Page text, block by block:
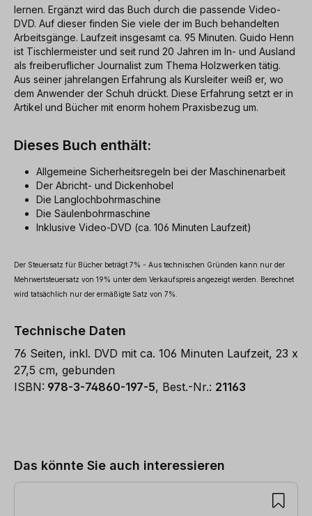
lernen. Ergänzt wird das Buch durch die passende Video-
DVD. Auf dieser finden Sie viele der im Buch behandelten
Arbeitsgänge. Laufzeit insgesamt ca. 95 Minuten. Guido Henn
ist Tischlermeister und seit rund 20 Jahren im In- und Ausland
als freiberuflicher Journalist zum Thema Holzwerken tätig.
Aus seiner jahrelangen Erfahrung als Kursleiter weiß er, wo
dem Anwender der Schuh drückt. Diese Erfahrung setzt er in
Artikel und Bücher mit enorm hohem Praxisbezug um.
Dieses Buch enthält:
Allgemeine Sicherheitsregeln bei der Maschinenarbeit
Der Abricht- und Dickenhobel
Die Langlochbohrmaschine
Die Säulenbohrmaschine
Inklusive Video-DVD (ca. 106 Minuten Laufzeit)
Der Steuersatz für Bücher beträgt 7% - Aus technischen Gründen kann nur der
Mehrwertsteuersatz von 19% unter dem Verkaufspreis angezeigt werden. Berechnet
wird tatsächlich nur der ermäßigte Satz von 7%.
Technische Daten
76 Seiten, inkl. DVD mit ca. 106 Minuten Laufzeit, 23 x
27,5 cm, gebunden
ISBN: 978-3-74860-197-5, Best.-Nr.: 21163
Das könnte Sie auch interessieren